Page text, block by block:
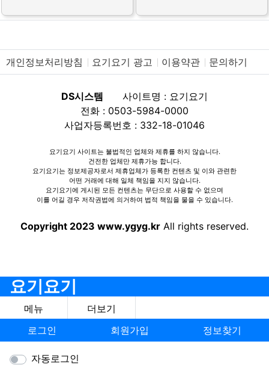
개인정보처리방침 요기요기 광고 이용약관 문의하기
DS시스템
사이트명 : 요기요기
전화 : 0503-5984-0000
사업자등록번호 : 332-18-01046
요기요기 사이트는 불법적인 업체와 제휴를 하지 않습니다.
건전한 업체만 제휴가능 합니다.
요기요기는 정보제공자로서 제휴업체가 등록한 컨텐츠 및 이와 관련한
어떤 거래에 대해 일체 책임을 지지 않습니다.
요기요기에 게시된 모든 컨텐츠는 무단으로 사용할 수 없으며
이를 어길 경우 저작권법에 의거하여 법적 책임을 물을 수 있습니다.
Copyright 2023 www.ygyg.kr All rights reserved.
요기요기
메뉴
더보기
로그인
회원가입 정보찾기
자동로그인